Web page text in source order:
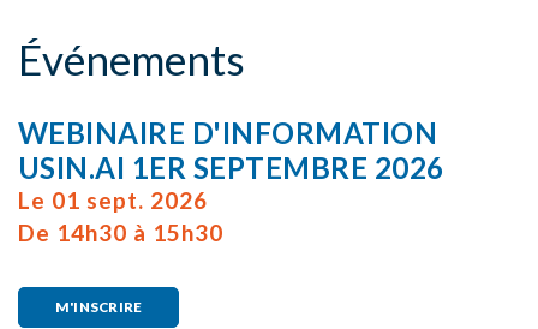
Événements
WEBINAIRE D'INFORMATION
USIN.AI 1ER SEPTEMBRE 2026
Le 01 sept. 2026
De 14h30 à 15h30
M'INSCRIRE